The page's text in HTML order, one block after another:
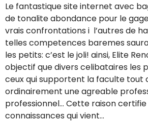
Le fantastique site internet avec
de tonalite abondance pour le
vrais confrontations i l’autres de
telles competences baremes
les petits: c’est le joli! ainsi, Elite
objectif que divers celibataires les
ceux qui supportent la faculte tout
ordinairement une agreable
professionnel… Cette raison certifie
connaissances qui vient…